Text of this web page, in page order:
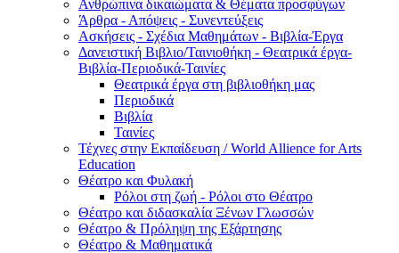
Ανθρώπινα δικαιώματα & Θέματα προσφύγων
Άρθρα - Απόψεις - Συνεντεύξεις
Ασκήσεις - Σχέδια Μαθημάτων - Βιβλία-Έργα
Δανειστική Βιβλιο/Ταινιοθήκη - Θεατρικά έργα-
Βιβλία-Περιοδικά-Ταινίες
Θεατρικά έργα στη βιβλιοθήκη μας
Περιοδικά
Βιβλία
Ταινίες
Τέχνες στην Εκπαίδευση / World Allience for Arts
Education
Θέατρο και Φυλακή
Ρόλοι στη ζωή - Ρόλοι στο Θέατρο
Θέατρο και διδασκαλία Ξένων Γλωσσών
Θέατρο & Πρόληψη της Εξάρτησης
Θέατρο & Μαθηματικά